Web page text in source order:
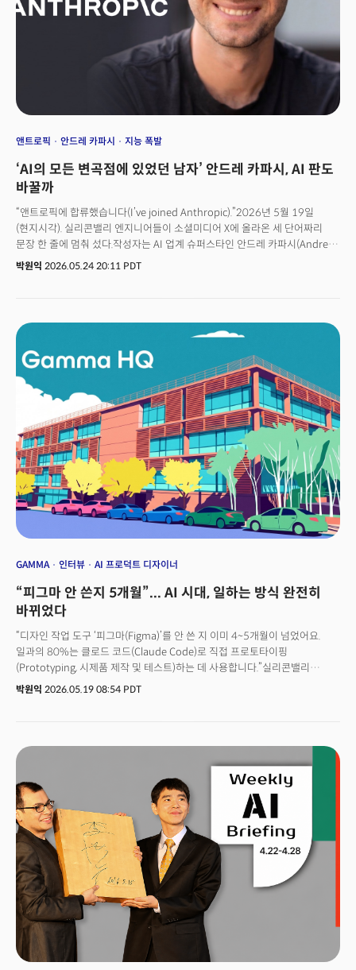
앤트로픽 안드레 카파시 지능 폭발
‘AI의 모든 변곡점에 있었던 남자’ 안드레 카파시, AI 판도
바꿀까
“앤트로픽에 합류했습니다(I’ve joined Anthropic).”2026년 5월 19일
(현지시각). 실리콘밸리 엔지니어들이 소셜미디어 X에 올라온 세 단어짜리
문장 한 줄에 멈춰 섰다.작성자는 AI 업계 슈퍼스타인 안드레 카파시(Andrej
Karpathy). 오픈AI 공동창업 멤버 중 한 명이자 테슬라 오토파일럿 개발을
I/O보다 더 큰 뉴스”라며 흥분을 감추지 못했고, 노엄 브라운 오픈AI 선임
연구원 역시 “그가 어느 프런티어(frontier, 최첨단) 연구소에 합류하든 분야
전체를 진보시키는 일”이라며 기대감을 드러냈다. 실리콘밸리 전문 유튜브
미디어 TBPN은 “계약완료”라는 메시지와 함께 안드레 카파시의 ‘포토카드’를
게시, 마치 대형 스포츠 스타의 이적 뉴스처럼 이 소식을 보도했다.
박원익 2026.05.24 20:11 PDT
GAMMA 인터뷰 AI 프로덕트 디자이너
“피그마 안 쓴지 5개월”... AI 시대, 일하는 방식 완전히
바뀌었다
“디자인 작업 도구 ‘피그마(Figma)’를 안 쓴 지 이미 4~5개월이 넘었어요.
일과의 80%는 클로드 코드(Claude Code)로 직접 프로토타이핑
(Prototyping, 시제품 제작 및 테스트)하는 데 사용합니다.”실리콘밸리
개발자들을 강타한 AI 혁신이 인접 영역으로 빠르게 확산하고 있다. 코드
다가왔다. 코드 작성 속도가 급격히 올라가고, 품질도 높아지자 AI에 코딩을
맡기는 일이 대세가 된 것이다. 구글의 순다 피차이 CEO에 따르면 전 세계에서
가장 뛰어난 개발자들이 모여 있는 구글 내부에서조차 신규 코드 75%를 AI
에이전트가 작성하고 있다. 👉“신규 코드 75% AI가 생성”... 구글 ‘제미나이
에이전트 플랫폼’이 보여준 미래핵심은 AI발 업무 혁명이 개발 영역에만
머물지 않는다는 점이다. 실리콘밸리에서는 비개발자들 역시 AI를 활용해
업무 효율을 높이거나 AI 코딩으로 자신의 아이디어를 실체화하는 일이
일상이 되고 있다. 개발자들과 밀접하게 협업하는 디자이너들이 대표적이다.
박원익 2026.05.19 08:54 PDT